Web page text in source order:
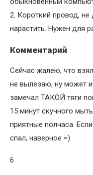
2. Короткий провод,
нарастить. Нужен для
Комментарий
Сейчас жалею, что
не вылезаю, ну может
замечал ТАКОЙ тяги
15 минут скучного
приятные полчаса.
спал, наверное =)
6